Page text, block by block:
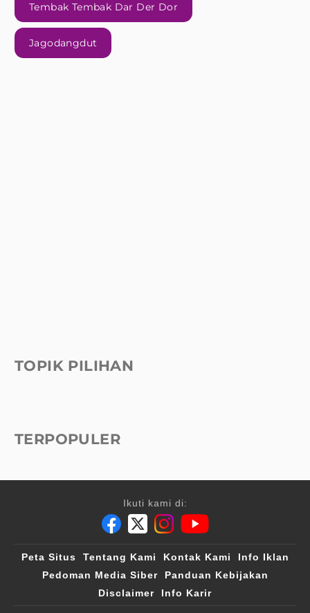
Tembak Tembak Dar Der Dor
Jagodangdut
TOPIK PILIHAN
TERPOPULER
Ikuti kami di:
Peta Situs Tentang Kami Kontak Kami
Info Iklan
Pedoman Media Siber
Panduan Kebijakan
Disclaimer
Info Karir